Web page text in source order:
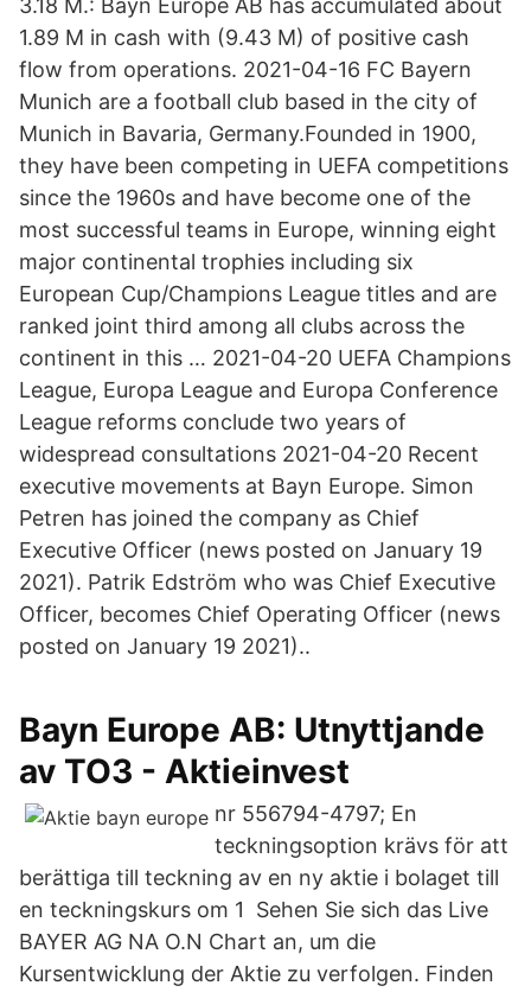
3.18 M.: Bayn Europe AB has accumulated about
1.89 M in cash with (9.43 M) of positive cash
flow from operations. 2021-04-16 FC Bayern
Munich are a football club based in the city of
Munich in Bavaria, Germany.Founded in 1900,
they have been competing in UEFA competitions
since the 1960s and have become one of the
most successful teams in Europe, winning eight
major continental trophies including six
European Cup/Champions League titles and are
ranked joint third among all clubs across the
continent in this … 2021-04-20 UEFA Champions
League, Europa League and Europa Conference
League reforms conclude two years of
widespread consultations 2021-04-20 Recent
executive movements at Bayn Europe. Simon
Petren has joined the company as Chief
Executive Officer (news posted on January 19
2021). Patrik Edström who was Chief Executive
Officer, becomes Chief Operating Officer (news
posted on January 19 2021)..
Bayn Europe AB: Utnyttjande
av TO3 - Aktieinvest
nr 556794-4797; En
teckningsoption krävs för att
berättiga till teckning av en ny aktie i bolaget till
en teckningskurs om 1 Sehen Sie sich das Live
BAYER AG NA O.N Chart an, um die
Kursentwicklung der Aktie zu verfolgen. Finden